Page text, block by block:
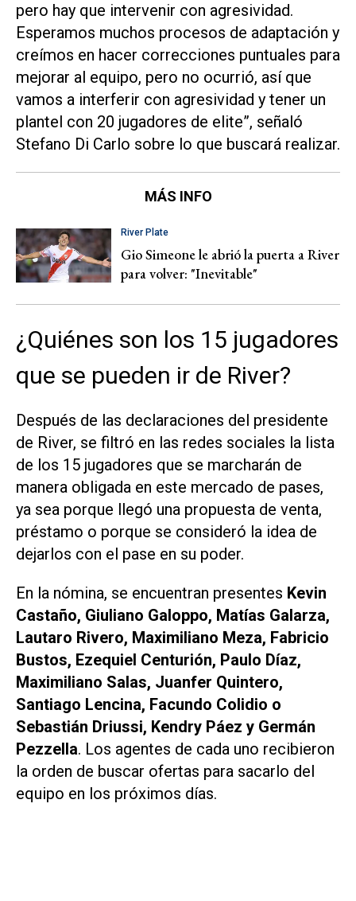
pero hay que intervenir con agresividad.
Esperamos muchos procesos de adaptación y
creímos en hacer correcciones puntuales para
mejorar al equipo, pero no ocurrió, así que
vamos a interferir con agresividad y tener un
plantel con 20 jugadores de elite”, señaló
Stefano Di Carlo sobre lo que buscará realizar.
MÁS INFO
River Plate
Gio Simeone le abrió la puerta a River
para volver: "Inevitable"
¿Quiénes son los 15 jugadores
que se pueden ir de River?
Después de las declaraciones del presidente
de River, se filtró en las redes sociales la lista
de los 15 jugadores que se marcharán de
manera obligada en este mercado de pases,
ya sea porque llegó una propuesta de venta,
préstamo o porque se consideró la idea de
dejarlos con el pase en su poder.
En la nómina, se encuentran presentes Kevin
Castaño, Giuliano Galoppo, Matías Galarza,
Lautaro Rivero, Maximiliano Meza, Fabricio
Bustos, Ezequiel Centurión, Paulo Díaz,
Maximiliano Salas, Juanfer Quintero,
Santiago Lencina, Facundo Colidio o
Sebastián Driussi, Kendry Páez y Germán
Pezzella. Los agentes de cada uno recibieron
la orden de buscar ofertas para sacarlo del
equipo en los próximos días.